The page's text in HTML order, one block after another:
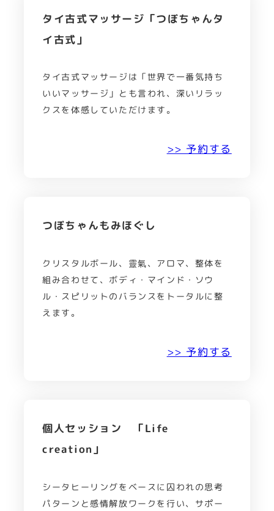
タイ古式マッサージ「つぼちゃんタ
イ古式」
タイ古式マッサージは「世界で一番気持ち
いいマッサージ」とも言われ、深いリラッ
クスを体感していただけます。
>> 予約する
つぼちゃんもみほぐし
クリスタルボール、靈氣、アロマ、整体を
組み合わせて、ボディ・マインド・ソウ
ル・スピリットのバランスをトータルに整
えます。
>> 予約する
個人セッション 「Life
creation」
シータヒーリングをベースに囚われの思考
パターンと感情解放ワークを行い、サポー